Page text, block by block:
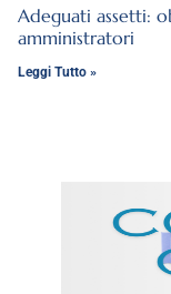
Adeguati assetti:
amministratori
Leggi Tutto »